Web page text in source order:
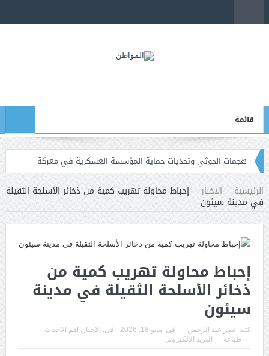
قائمة
هجمات الحوثي وتحديات حماية المؤسسة العسكرية في معركة
استعادة الدولة
مأرب: إسقاط طائرات مسيرة وسط تصعيد لميليشيا الحوثي وتوعد
رئاسي بالرد الحازم
عدن: البنك المركزي يوقف التراخيص الممنوحة لعدد من منشآت
الصرافة وإغلاق مقراتها
وزارة الدفاع تطلق حملة أمنية شاملة لملاحقة المطلوبين وتعزيز
الاستقرار
عشرات القتلى والجرحى في صفوف القوات الحكومية جرى قصف
الرئيسية الاخبار إحباط محاولة تهريب كمية من ذخائر الأسلحة الثقيلة
في مدينة سيئون
إحباط محاولة تهريب كمية من
ذخائر الأسلحة الثقيلة في مدينة
سيئون
كتبه: نصر عبد الرحمن فى: مايو 18, 2026 فى: الاخبار , اهم الاحداث
طباعة
البريد الالكترونى